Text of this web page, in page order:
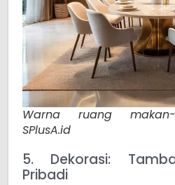
Warna ruang makan-
SPlusA.id
5. Dekorasi:
Pribadi